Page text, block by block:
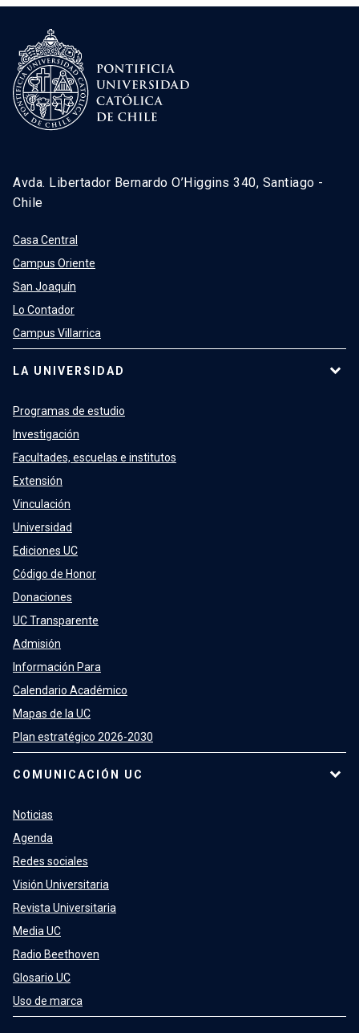
Avda. Libertador Bernardo O’Higgins 340, Santiago -
Chile
Casa Central
Campus Oriente
San Joaquín
Lo Contador
Campus Villarrica
LA UNIVERSIDAD
Programas de estudio
Investigación
Facultades, escuelas e institutos
Extensión
Vinculación
Universidad
Ediciones UC
Código de Honor
Donaciones
UC Transparente
Admisión
Información Para
Calendario Académico
Mapas de la UC
Plan estratégico 2026-2030
COMUNICACIÓN UC
Noticias
Agenda
Redes sociales
Visión Universitaria
Revista Universitaria
Media UC
Radio Beethoven
Glosario UC
Uso de marca